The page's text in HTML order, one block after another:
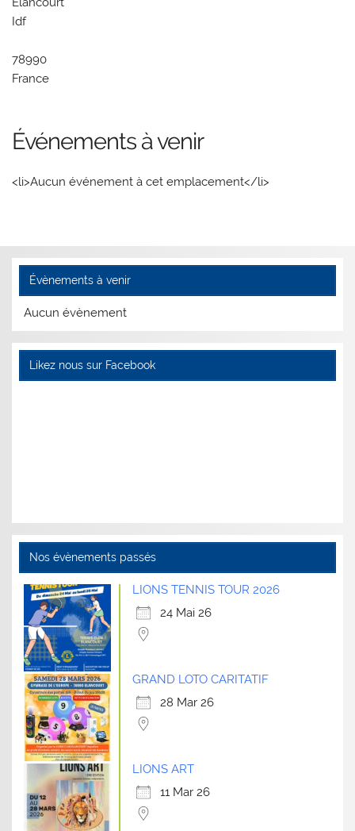
Idf
78990
France
Événements à venir
<li>Aucun événement à cet emplacement</li>
Évènements à venir
Aucun évènement
Likez nous sur Facebook
Nos évènements passés
LIONS TENNIS TOUR 2026
24 Mai 26
GRAND LOTO CARITATIF
28 Mar 26
LIONS ART
11 Mar 26